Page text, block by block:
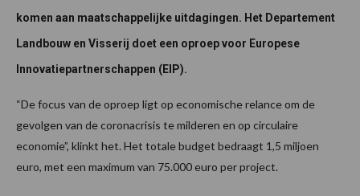
komen aan maatschappelijke uitdagingen. Het Departement
Landbouw en Visserij doet een oproep voor Europese
Innovatiepartnerschappen (EIP).
“De focus van de oproep ligt op economische relance om de
gevolgen van de coronacrisis te milderen en op circulaire
economie”, klinkt het. Het totale budget bedraagt 1,5 miljoen
euro, met een maximum van 75.000 euro per project.